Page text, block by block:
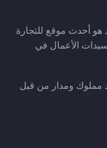
اي 21 تريد هو أحدث موقع للتجارة
الأعمال في
اي 21 تريد مملوك ومدار من قبل